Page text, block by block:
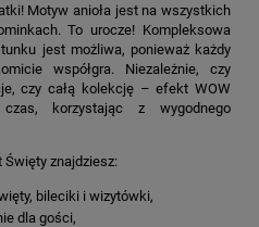
Motyw anioła jest na wszystkich
To urocze! Kompleksowa
jest możliwa, ponieważ każdy
współgra. Niezależnie, czy
czy całą kolekcję – efekt WOW
czas, korzystając z wygodnego
Święty znajdziesz:
bileciki i wizytówki,
dla gości,